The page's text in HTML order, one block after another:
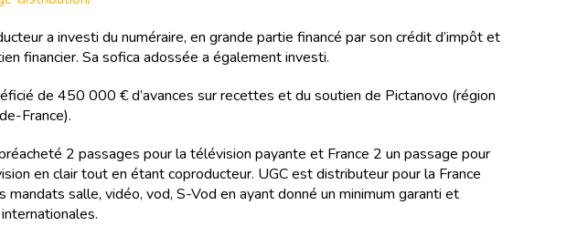
a investi du numéraire, en grande partie financé par son crédit d’impôt et
financier. Sa sofica adossée a également investi.
de 450 000 € d’avances sur recettes et du soutien de Pictanovo (région
France).
2 passages pour la télévision payante et France 2 un passage pour
en clair tout en étant coproducteur. UGC est distributeur pour la France
mandats salle, vidéo, vod, S-Vod en ayant donné un minimum garanti et